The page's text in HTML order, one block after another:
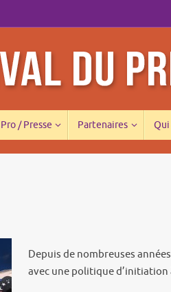
Pro / Presse Partenaires Qui
Depuis de nombreuses
avec une politique d’initiation